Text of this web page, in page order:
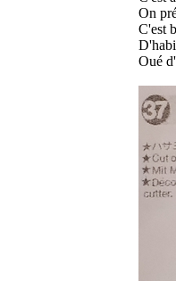
On
C'est
Oué